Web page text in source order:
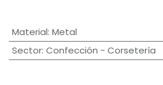
Material: Metal
Sector: Confección - Corsetería